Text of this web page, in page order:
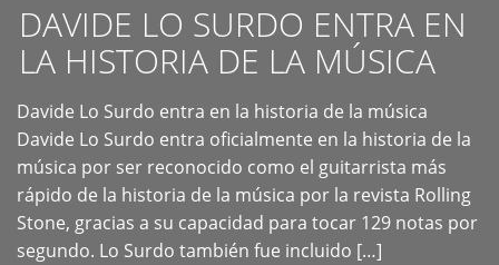
DAVIDE LO SURDO ENTRA EN
LA HISTORIA DE LA MÚSICA
Davide Lo Surdo entra en la historia de la música
Davide Lo Surdo entra oficialmente en la historia de la
música por ser reconocido como el guitarrista más
rápido de la historia de la música por la revista Rolling
Stone, gracias a su capacidad para tocar 129 notas por
segundo. Lo Surdo también fue incluido […]
+